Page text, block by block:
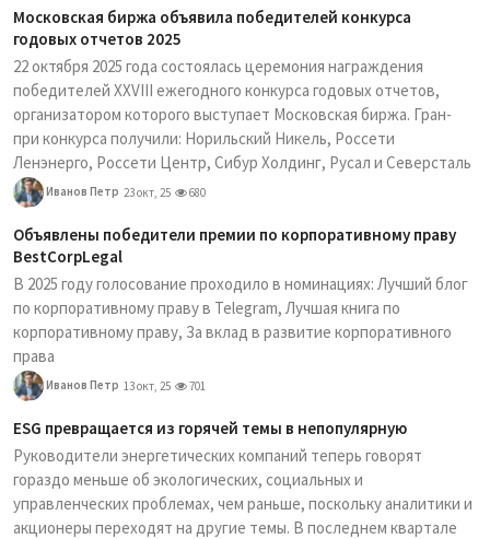
Московская биржа объявила победителей конкурса
годовых отчетов 2025
22 октября 2025 года состоялась церемония награждения
победителей XXVIII ежегодного конкурса годовых отчетов,
организатором которого выступает Московская биржа. Гран-
при конкурса получили: Норильский Никель, Россети
Ленэнерго, Россети Центр, Сибур Холдинг, Русал и Северсталь
Иванов Петр 23 окт, 25 680
Объявлены победители премии по корпоративному праву
BestCorpLegal
В 2025 году голосование проходило в номинациях: Лучший блог
по корпоративному праву в Telegram, Лучшая книга по
корпоративному праву, За вклад в развитие корпоративного
права
Иванов Петр 13 окт, 25 701
ESG превращается из горячей темы в непопулярную
Руководители энергетических компаний теперь говорят
гораздо меньше об экологических, социальных и
управленческих проблемах, чем раньше, поскольку аналитики и
акционеры переходят на другие темы. В последнем квартале